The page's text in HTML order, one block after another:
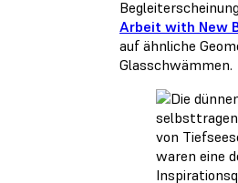
Arbeit with New
auf ähnliche
Glasschwämmen.